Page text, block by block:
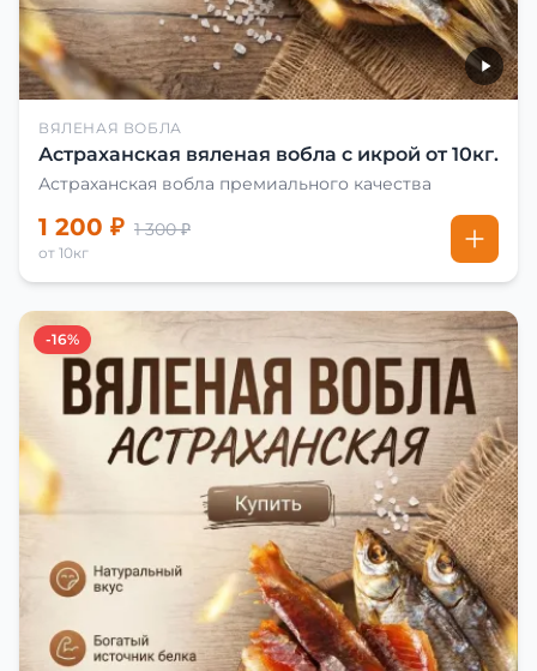
ВЯЛЕНАЯ ВОБЛА
Астраханская вяленая вобла с икрой от 10кг.
Астраханская вобла премиального качества
1 200 ₽ 1 300 ₽
от 10кг
-16%